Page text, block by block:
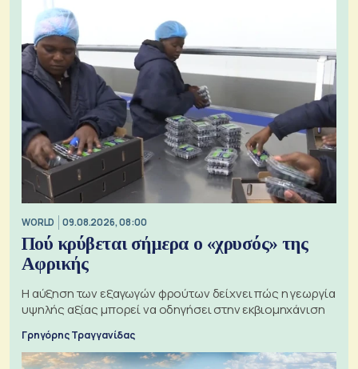
WORLD 09.08.2026, 08:00
Πού κρύβεται σήμερα ο «χρυσός» της
Αφρικής
Η αύξηση των εξαγωγών φρούτων δείχνει πώς η γεωργία
υψηλής αξίας μπορεί να οδηγήσει στην εκβιομηχάνιση
Γρηγόρης Τραγγανίδας